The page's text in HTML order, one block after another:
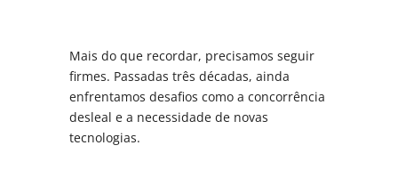
Mais do que recordar, precisamos seguir
firmes. Passadas três décadas, ainda
enfrentamos desafios como a concorrência
desleal e a necessidade de novas
tecnologias.